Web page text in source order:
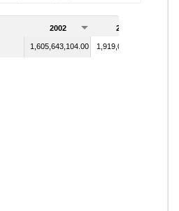
2002 2003
1,605,643,104.00 1,919,008,090.00